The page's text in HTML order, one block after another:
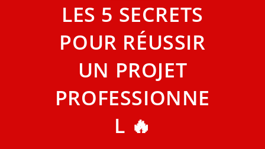
LES 5 SECRETS
POUR RÉUSSIR
UN PROJET
PROFESSIONNE
L 🔥